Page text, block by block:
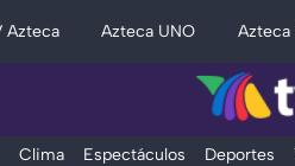
Azteca Azteca UNO Azteca
Clima Espectáculos Deportes